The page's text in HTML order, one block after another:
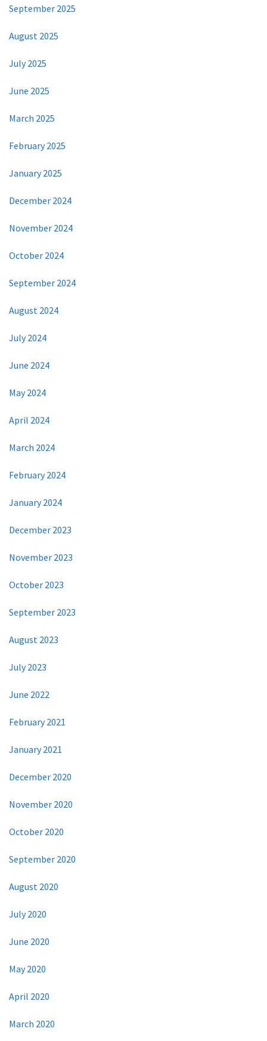
September 2025
August 2025
July 2025
June 2025
March 2025
February 2025
January 2025
December 2024
November 2024
October 2024
September 2024
August 2024
July 2024
June 2024
May 2024
April 2024
March 2024
February 2024
January 2024
December 2023
November 2023
October 2023
September 2023
August 2023
July 2023
June 2022
February 2021
January 2021
December 2020
November 2020
October 2020
September 2020
August 2020
July 2020
June 2020
May 2020
April 2020
March 2020